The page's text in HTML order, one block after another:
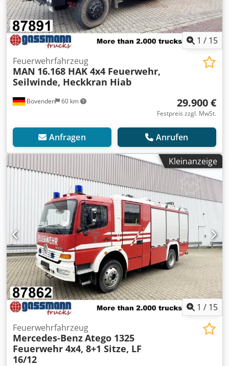
1 / 15
Bovenden 60 km
Feuerwehrfahrzeug
MAN 16.168 HAK 4x4 Feuerwehr,
Seilwinde, Heckkran Hiab
29.900 €
Festpreis zzgl. MwSt.
Anfragen Anrufen
Kleinanzeige
1 / 15
Feuerwehrfahrzeug
Mercedes-BenzAtego 1325
Feuerwehr 4x4, 8+1 Sitze, LF
16/12